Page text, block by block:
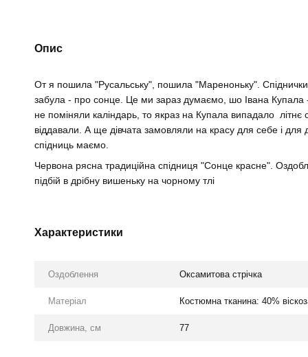
Опис
От я пошила "Русальську", пошила "Мареноньку".
забула - про сонце. Це ми зараз думаємо, шо Івана Купала
не поміняли каліндарь, то якраз на Купала випадало
віддавали. А ще дівчата замовляли на красу для себе і для
спідниць маємо.
Червона рясна традиційна спідниця "Сонце красне".
підбій в дрібну вишеньку на чорному тлі
Характеристики
Оздоблення Оксамитова стрічка
Матеріал Костюмна тканина: 40%
Довжина, см 77